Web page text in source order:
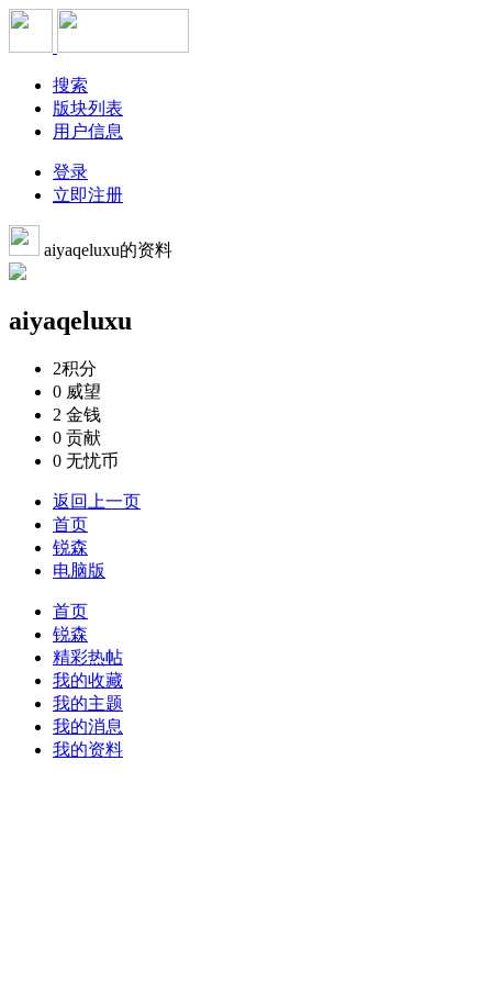
搜索
版块列表
用户信息
登录
立即注册
aiyaqeluxu的资料
aiyaqeluxu
2积分
0 威望
2 金钱
0 贡献
0 无忧币
返回上一页
首页
锐森
电脑版
首页
锐森
精彩热帖
我的收藏
我的主题
我的消息
我的资料